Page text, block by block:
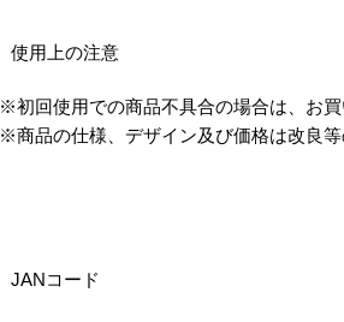
使用上の注意
※初回使用での商品不具合の場合は、お
※商品の仕様、デザイン及び価格は改良
JANコード